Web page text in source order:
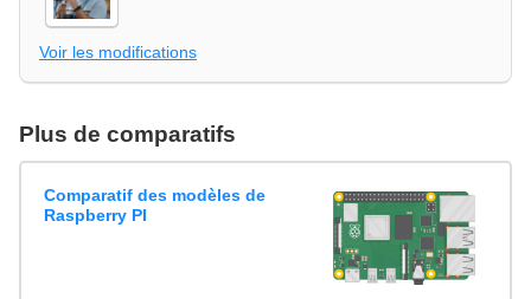
Voir les modifications
Plus de comparatifs
Comparatif des modèles de
Raspberry PI